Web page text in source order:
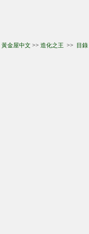
黃金屋中文 >> 造化之王 >> 目錄